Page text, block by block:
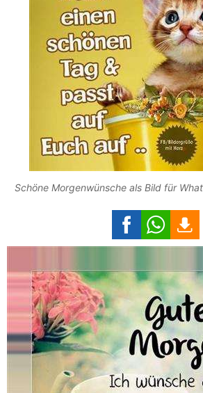
Schöne Morgenwünsche als Bild für